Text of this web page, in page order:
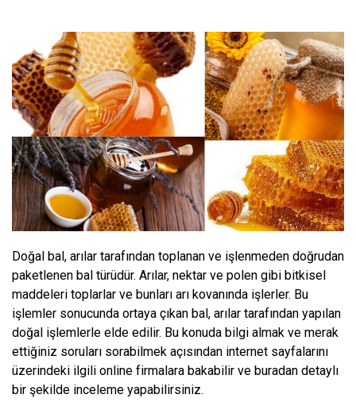
Doğal bal, arılar tarafından toplanan ve işlenmeden doğrudan
paketlenen bal türüdür. Arılar, nektar ve polen gibi bitkisel
maddeleri toplarlar ve bunları arı kovanında işlerler. Bu
işlemler sonucunda ortaya çıkan bal, arılar tarafından yapılan
doğal işlemlerle elde edilir. Bu konuda bilgi almak ve merak
ettiğiniz soruları sorabilmek açısından internet sayfalarını
üzerindeki ilgili online firmalara bakabilir ve buradan detaylı
bir şekilde inceleme yapabilirsiniz.